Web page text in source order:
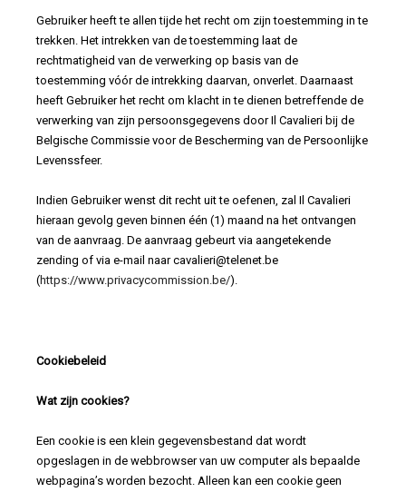
Gebruiker heeft te allen tijde het recht om zijn toestemming in te
trekken. Het intrekken van de toestemming laat de
rechtmatigheid van de verwerking op basis van de
toestemming vóór de intrekking daarvan, onverlet. Daarnaast
heeft Gebruiker het recht om klacht in te dienen betreffende de
verwerking van zijn persoonsgegevens door Il Cavalieri bij de
Belgische Commissie voor de Bescherming van de Persoonlijke
Levenssfeer.
Indien Gebruiker wenst dit recht uit te oefenen, zal Il Cavalieri
hieraan gevolg geven binnen één (1) maand na het ontvangen
van de aanvraag. De aanvraag gebeurt via aangetekende
zending of via e-mail naar cavalieri@telenet.be
(https://www.privacycommission.be/).
Cookiebeleid
Wat zijn cookies?
Een cookie is een klein gegevensbestand dat wordt
opgeslagen in de webbrowser van uw computer als bepaalde
webpagina’s worden bezocht. Alleen kan een cookie geen